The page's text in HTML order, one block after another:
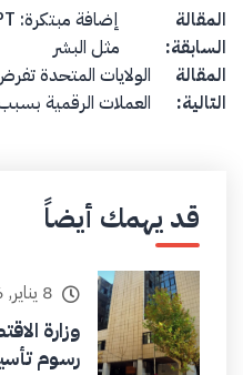
Post navigation
المقالة
السابقة:
مثل البشر
المقالة
التالية:
الولايات المتحدة
العملات الرقمية
قد يهمك أيضاً
8 يناير, 2026 - 03:53 م
وزارة
رسوم